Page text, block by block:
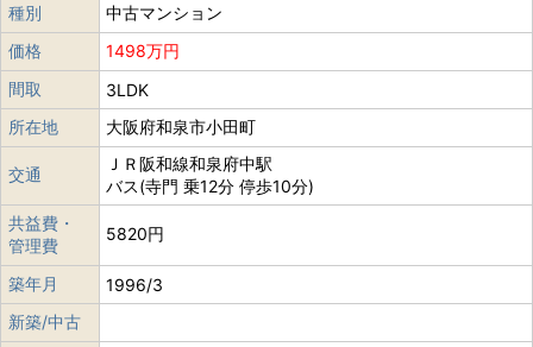
種別
中古マンション
価格
1498万円
間取
3LDK
所在地
大阪府和泉市小田町
交通
ＪＲ阪和線和泉府中駅
バス(寺門 乗12分 停歩10分)
共益費・
管理費
5820円
築年月
1996/3
新築/中古